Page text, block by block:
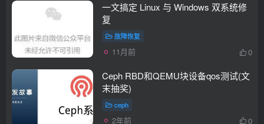
一文搞定 Linux 与 Windows 双系统修
复
故障恢复
11月前 0
Ceph RBD和QEMU块设备qos测试(文
末抽奖)
ceph
2年前 0